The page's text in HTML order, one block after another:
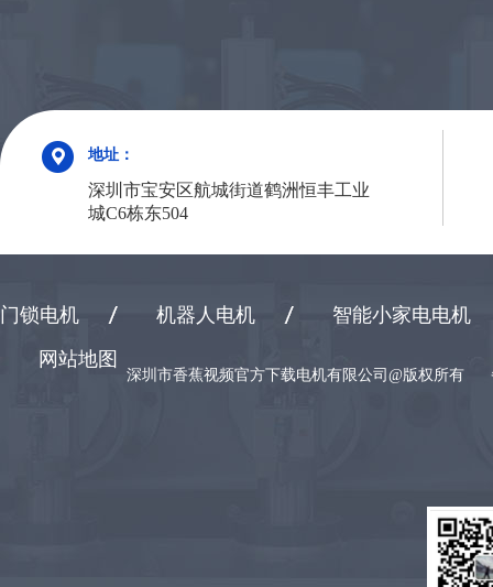
地址：
深圳市宝安区航城街道鹤洲恒丰工业
城C6栋东504
门锁电机 机器人电机
智能小家电电机
网站地图
深圳市香蕉视频官方下载电机有限公司@版权所有